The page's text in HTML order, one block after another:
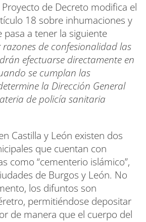
de Decreto modifica el
18 sobre inhumaciones y
pasa a tener la siguiente
razones de confesionalidad las
efectuarse directamente en
se cumplan las
la Dirección General
de policía sanitaria
Castilla y León existen dos
que cuentan con
como “cementerio islámico”,
de Burgos y León. No
los difuntos son
permitiéndose depositar
de manera que el cuerpo del